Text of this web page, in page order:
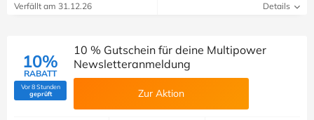
Verfällt am 31.12.26 Details
10%
RABATT
Vor 8 Stunden
geprüft(Von Savoo geprüft)
10 % Gutschein für deine Multipower
Newsletteranmeldung
Zur Aktion